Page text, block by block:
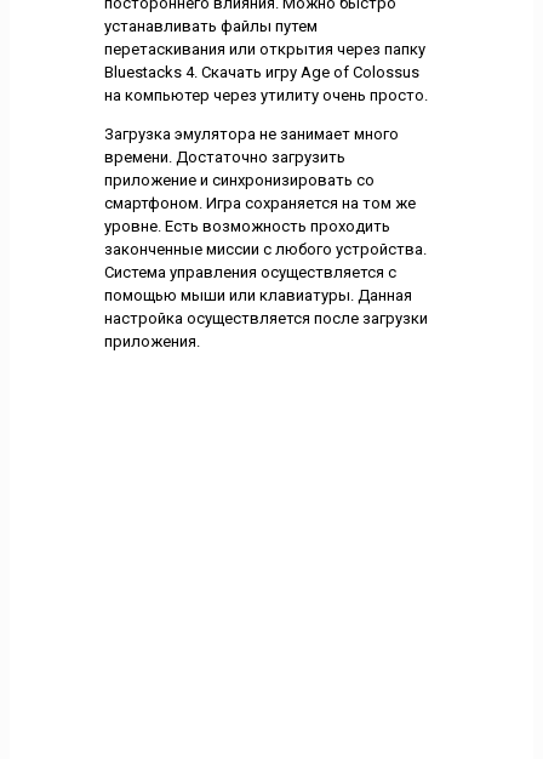
устанавливать файлы путем
перетаскивания или открытия через папку
Bluestacks 4. Скачать игру Age of Colossus
на компьютер через утилиту очень просто.
Загрузка эмулятора не занимает много
времени. Достаточно загрузить
приложение и синхронизировать со
смартфоном. Игра сохраняется на том же
уровне. Есть возможность проходить
законченные миссии с любого устройства.
Система управления осуществляется с
помощью мыши или клавиатуры. Данная
настройка осуществляется после загрузки
приложения.